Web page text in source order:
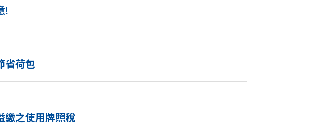
!
省荷包
繳之使用牌照稅